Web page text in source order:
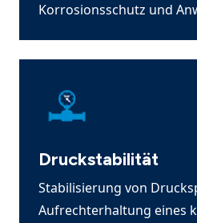
Korrosionsschutz und
Druckstabilität
Stabilisierung von
Aufrechterhaltung eines